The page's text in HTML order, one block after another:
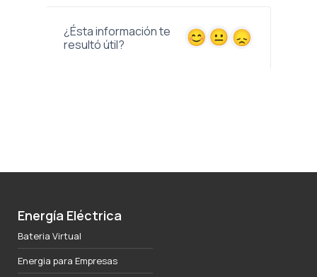
¿Ésta información te
resultó útil?
Energía Eléctrica
Bateria Virtual
Energia para Empresas